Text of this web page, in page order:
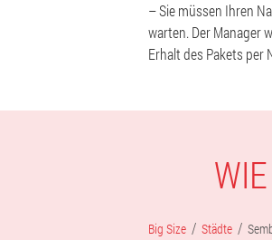
– Sie müssen Ihren
warten. Der Manager
Erhalt des Pakets per
Big Size Städte